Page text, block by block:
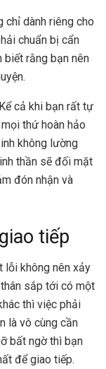
chỉ dành riêng cho
chuẩn bị cẩn
biết rằng bạn nên
cả khi bạn rất tự
thứ hoàn hảo
không lường
thần sẽ đối mặt
đón nhận và
tiếp
lỗi không nên xảy
sắp tới có một
thì việc phải
là vô cùng cần
bất ngờ thì bạn
để giao tiếp.